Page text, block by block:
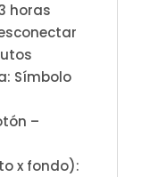
horas
Símbolo
–
x fondo):